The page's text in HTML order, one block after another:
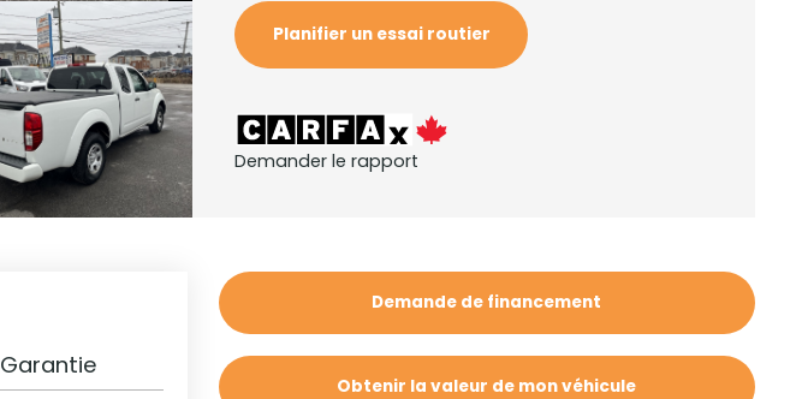
Planifier un essai routier
Demander le rapport
Garantie
Demande de financement
Obtenir la valeur de mon véhicule